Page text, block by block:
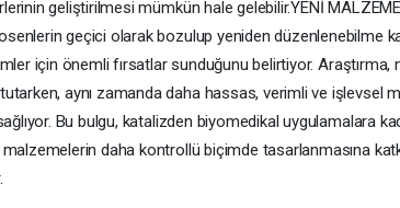
geliştirilmesi mümkün hale gelebilir.YENİ
geçici olarak bozulup yeniden düzenlenebilme
için önemli fırsatlar sunduğunu belirtiyor. Araştırma,
tutarken, aynı zamanda daha hassas, verimli ve işlevsel
Bu bulgu, katalizden biyomedikal uygulamalara
malzemelerin daha kontrollü biçimde tasarlanmasına